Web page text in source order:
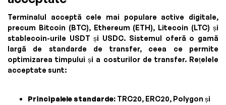
Terminalul acceptă cele mai populare active digitale,
precum Bitcoin (BTC), Ethereum (ETH), Litecoin (LTC) și
stablecoin-urile USDT și USDC. Sistemul oferă o gamă
largă de standarde de transfer, ceea ce permite
optimizarea timpului și a costurilor de transfer. Rețelele
acceptate sunt:
Principalele standarde: TRC20, ERC20, Polygon și